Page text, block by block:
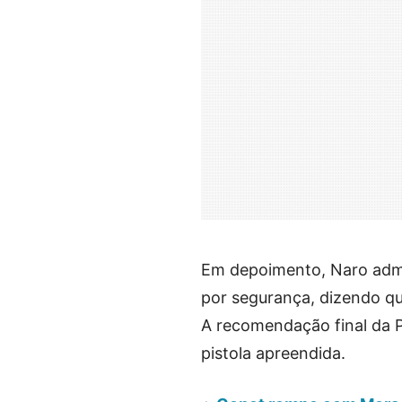
Em depoimento, Naro
por segurança, dizendo
A recomendação final da
pistola apreendida.